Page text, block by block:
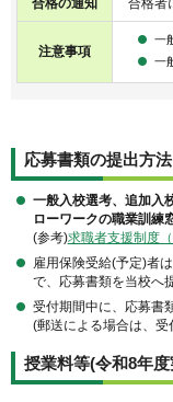
合格の通知 合格者
注意事項
一
一
応募書類の提出方法
一般入校選考、追加入
ローワークの職業訓練
(参考)求職者支援制度（
雇用保険受給(予定)者
で、応募書類を当校へ
受付期間中に、応募書
(郵送による場合は、
授業料等(令和8年